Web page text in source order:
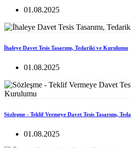
01.08.2025
İhaleye Davet Tesis Tasarımı, Tedariki ve Kurulumu
01.08.2025
Sözleşme - Teklif Vermeye Davet Tesis Tasarımı,
01.08.2025